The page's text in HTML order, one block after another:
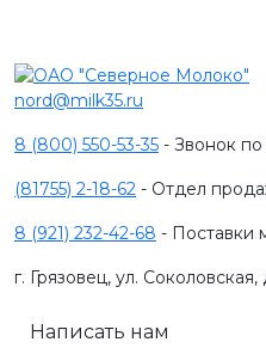
nord@milk35.ru
8 (800) 550-53-35 - Звонок
(81755) 2-18-62 - Отдел
8 (921) 232-42-68 - Поставки
г. Грязовец, ул. Соколовская,
Написать нам